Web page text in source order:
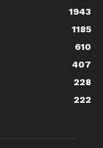
1943
1185
610
407
228
222